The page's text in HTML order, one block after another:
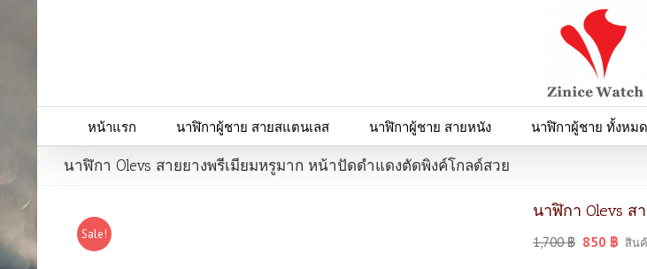
หน้าแรก นาฬิกาผู้ชาย สายสแตนเลส นาฬิกาผู้ชาย สายหนัง นาฬิกาผู้ชาย ทั้งหมด
นาฬิกา Olevs สายยางพรีเมียมหรูมาก หน้าปัดดำแดงตัดพิงค์โกลด์สวย
Sale!
นาฬิกา Olevs
1,700฿ 850 ฿ สิน